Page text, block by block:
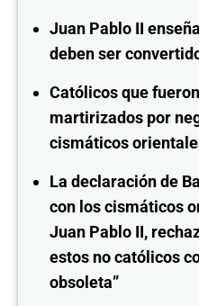
Juan Pablo II
deben ser
Católicos que
martirizados por
cismáticos
La declaración de
con los cismáticos
Juan Pablo II,
estos no católicos
obsoleta”